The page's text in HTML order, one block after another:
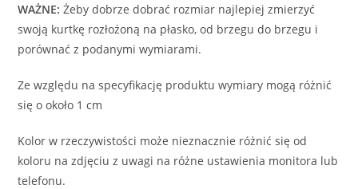
WAŻNE: Żeby dobrze dobrać rozmiar najlepiej zmierzyć
swoją kurtkę rozłożoną na płasko, od brzegu do brzegu i
porównać z podanymi wymiarami.
Ze względu na specyfikację produktu wymiary mogą różnić
się o około 1 cm
Kolor w rzeczywistości może nieznacznie różnić się od
koloru na zdjęciu z uwagi na różne ustawienia monitora lub
telefonu.